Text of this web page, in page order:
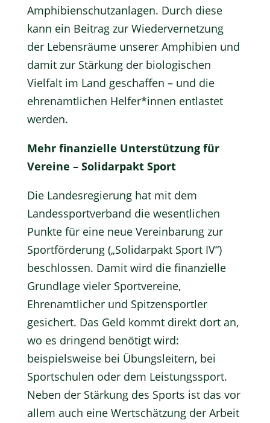
Amphibienschutzanlagen. Durch diese
kann ein Beitrag zur Wiedervernetzung
der Lebensräume unserer Amphibien und
damit zur Stärkung der biologischen
Vielfalt im Land geschaffen – und die
ehrenamtlichen Helfer*innen entlastet
werden.
Mehr finanzielle Unterstützung für
Vereine – Solidarpakt Sport
Die Landesregierung hat mit dem
Landessportverband die wesentlichen
Punkte für eine neue Vereinbarung zur
Sportförderung(„Solidarpakt Sport IV“)
beschlossen. Damit wird die finanzielle
Grundlage vieler Sportvereine,
Ehrenamtlicher und Spitzensportler
gesichert. Das Geld kommt direkt dort an,
wo es dringend benötigt wird:
beispielsweise bei Übungsleitern, bei
Sportschulen oder dem Leistungssport.
Neben der Stärkung des Sports ist das vor
allem auch eine Wertschätzung der Arbeit